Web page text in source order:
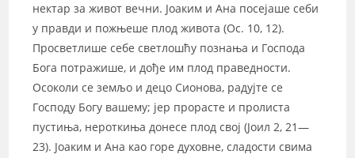
нектар за живот вечни. Јоаким и Ана посејаше себи
у правди и пожњеше плод живота (Ос. 10, 12).
Просветлише себе светлошћу познања и Господа
Бога потражише, и дође им плод праведности.
Осоколи се земљо и децо Сионова, радујте се
Господу Богу вашему; јер прорасте и пролиста
пустиња, нероткиња донесе плод свој (Јоил 2, 21—
23). Јоаким и Ана као горе духовне, сладости свима